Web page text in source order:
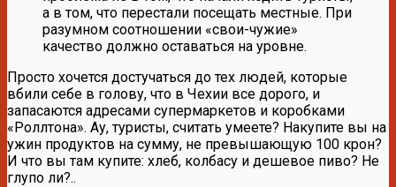
а в том, что перестали посещать местные. При
разумном соотношении «свои-чужие»
качество должно оставаться на уровне.
Просто хочется достучаться до тех людей, которые
вбили себе в голову, что в Чехии все дорого, и
запасаются адресами супермаркетов и коробками
«Роллтона». Ау, туристы, считать умеете? Накупите вы на
ужин продуктов на сумму, не превышающую 100 крон?
И что вы там купите: хлеб, колбасу и дешевое пиво? Не
глупо ли?..